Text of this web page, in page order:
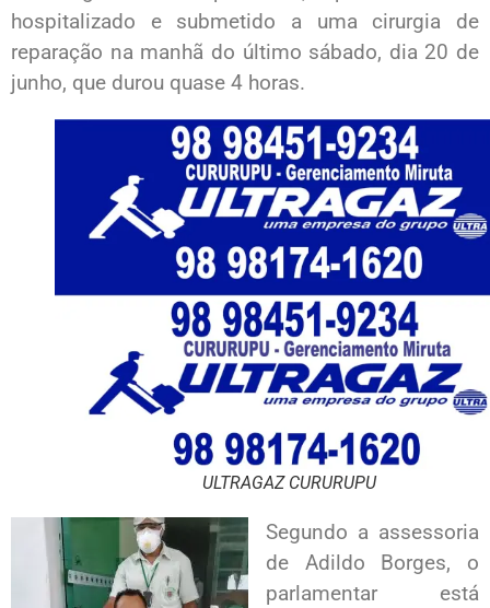
hospitalizado e submetido a uma cirurgia de
reparação na manhã do último sábado, dia 20 de
junho, que durou quase 4 horas.
ULTRAGAZ CURURUPU
Segundo a assessoria
de Adildo Borges, o
parlamentar está